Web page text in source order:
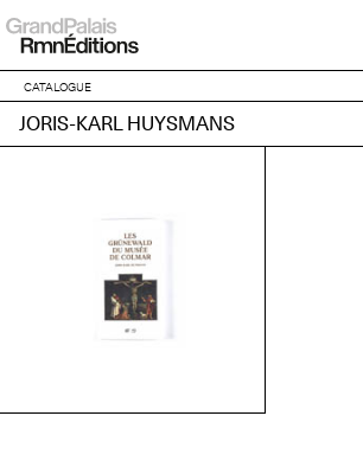
CATALOGUE
JORIS-KARL HUYSMANS